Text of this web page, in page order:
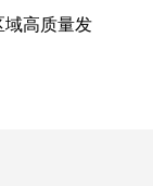
域高质量发